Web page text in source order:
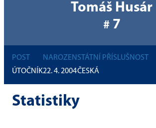
Tomáš Husár
# 7
POST
ÚTOČNÍK
NAROZEN
22. 4. 2004
STÁTNÍ PŘÍSLUŠNOST
ČESKÁ
Statistiky